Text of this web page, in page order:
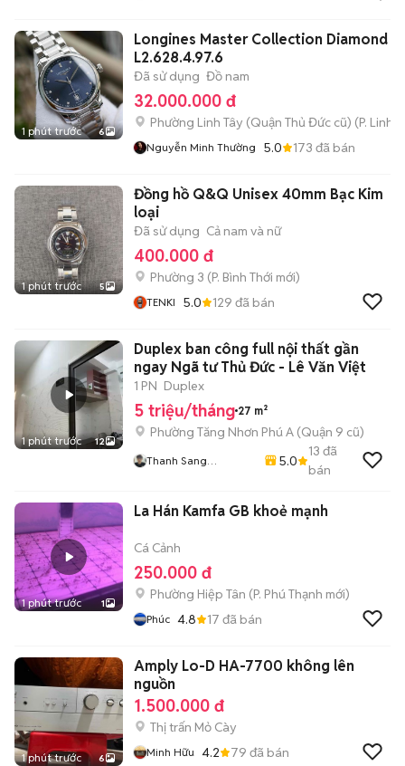
1 phút trước 6
Longines Master Collection Diamond
L2.628.4.97.6
Đã sử dụng Đồ nam
32.000.000 đ
Phường Linh Tây (Quận Thủ Đức cũ) (P. Linh
Nguyễn Minh Thường 5.0 173 đã bán
1 phút trước 5
Đồng hồ Q&Q Unisex 40mm Bạc Kim
loại
Đã sử dụng Cả nam và nữ
400.000 đ
Phường 3 (P. Bình Thới mới)
TENKI 5.0 129 đã bán
1 phút trước 12
Duplex ban công full nội thất gần
ngay Ngã tư Thủ Đức - Lê Văn Việt
1 PN Duplex
5 triệu/tháng 27 m²
Phường Tăng Nhơn Phú A (Quận 9 cũ)
Thanh Sang
5.0
13 đã
bán
1 phút trước 1
La Hán Kamfa GB khoẻ mạnh
Cá Cảnh
250.000 đ
Phường Hiệp Tân (P. Phú Thạnh mới)
Phúc 4.8 17 đã bán
1 phút trước 6
Amply Lo-D HA-7700 không lên
nguồn
1.500.000 đ
Thị trấn Mỏ Cày
Minh Hữu 4.2 79 đã bán